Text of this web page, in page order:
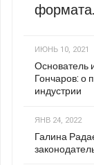
ИЮНЬ 10, 2021
Основатель
Гончаров: о
индустрии
ЯНВ 24, 2022
Галина